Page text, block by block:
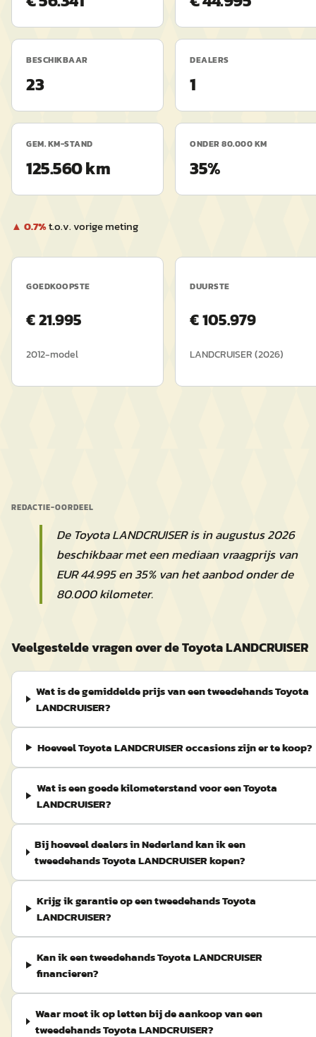
BESCHIKBAAR
23
DEALERS
1
GEM. KM-STAND
125.560 km
ONDER 80.000 KM
35%
▲ 0.7%t.o.v. vorige meting
GOEDKOOPSTE
€21.995
2012-model
DUURSTE
€105.979
LANDCRUISER(2026)
REDACTIE-OORDEEL
De Toyota LANDCRUISER is in augustus 2026
beschikbaar met een mediaan vraagprijs van
EUR 44.995 en 35% van het aanbod onder de
80.000 kilometer.
Veelgestelde vragen over de Toyota LANDCRUISER
Wat is de gemiddelde prijs van een tweedehands Toyota
LANDCRUISER?
Hoeveel Toyota LANDCRUISER occasions zijn er te koop?
Wat is een goede kilometerstand voor een Toyota
LANDCRUISER?
Bij hoeveel dealers in Nederland kan ik een
tweedehands Toyota LANDCRUISER kopen?
Krijg ik garantie op een tweedehands Toyota
LANDCRUISER?
Kan ik een tweedehands Toyota LANDCRUISER
financieren?
Waar moet ik op letten bij de aankoop van een
tweedehands Toyota LANDCRUISER?